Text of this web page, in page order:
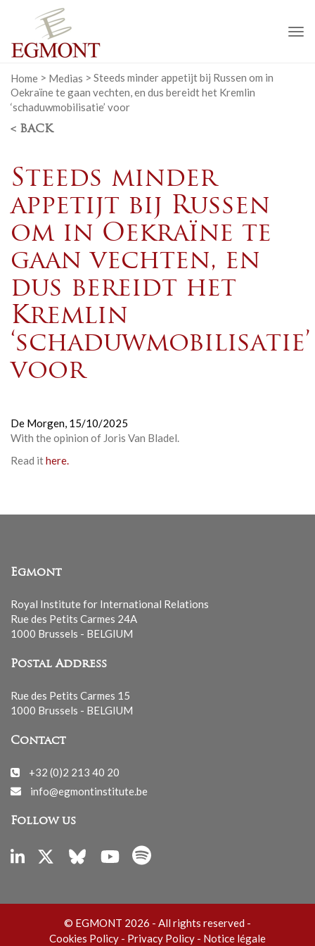
Home > Medias > Steeds minder appetijt bij Russen om in
Oekraïne te gaan vechten, en dus bereidt het Kremlin
‘schaduwmobilisatie’ voor
< BACK
Steeds minder
appetijt bij Russen
om in Oekraïne te
gaan vechten, en
dus bereidt het
Kremlin
‘schaduwmobilisatie’
voor
De Morgen, 15/10/2025
With the opinion of Joris Van Bladel.
Read ithere.
Egmont
Royal Institute for International Relations
Rue des Petits Carmes 24A
1000 Brussels - BELGIUM
Postal Address
Rue des Petits Carmes 15
1000 Brussels - BELGIUM
Contact
+32 (0)2 213 40 20
info@egmontinstitute.be
Follow us
© EGMONT 2026 - All rights reserved -
Cookies Policy - Privacy Policy - Notice légale